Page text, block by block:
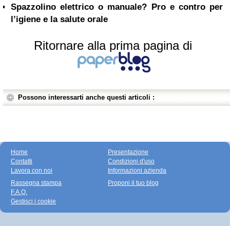
Spazzolino elettrico o manuale? Pro e contro per
l’igiene e la salute orale
Ritornare alla prima pagina di
Possono interessarti anche questi articoli :
Home
Contatti
Lavora con noi
Presentazione
Condizioni d'uso
Informazioni azienda
Rassegna stampa
F.A.Q.
Gestisci i cookie
Proponi il tuo blog